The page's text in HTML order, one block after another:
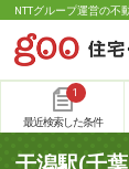
NTTグループ運営の不
1
最近検索した条件